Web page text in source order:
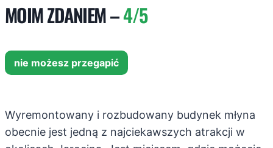
MOIM ZDANIEM –4/5
nie możesz przegapić
Wyremontowany i rozbudowany budynek młyna
obecnie jest jedną z najciekawszych atrakcji w